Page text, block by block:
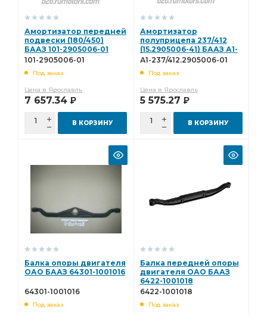
Амортизатор передней
подвески (180/450)
БААЗ 101-2905006-01
101-2905006-01
Под заказ
Цена в Ярославль
7 657.34 Р
В КОРЗИНУ
Амортизатор
полуприцепа 237/412
(15.2905006-41) БААЗ А1-
237/412.2905006-01
А1-237/412.2905006-01
Под заказ
Цена в Ярославль
5 575.27 Р
В КОРЗИНУ
Балка опоры двигателя
ОАО БААЗ 64301-1001016
64301-1001016
Под заказ
Балка передней опоры
двигателя ОАО БААЗ
6422-1001018
6422-1001018
Под заказ